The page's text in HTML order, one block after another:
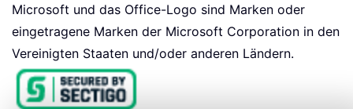
Microsoft und das Office-Logo sind Marken oder
eingetragene Marken der Microsoft Corporation in den
Vereinigten Staaten und/oder anderen Ländern.